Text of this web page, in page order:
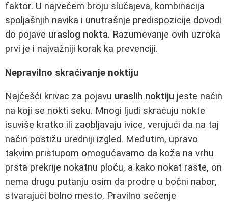
faktor. U najvećem broju slučajeva, kombinacija
spoljašnjih navika i unutrašnje predispozicije dovodi
do pojave uraslog nokta. Razumevanje ovih uzroka
prvi je i najvažniji korak ka prevenciji.
Nepravilno skraćivanje noktiju
Najčešći krivac za pojavu uraslih noktiju jeste način
na koji se nokti seku. Mnogi ljudi skraćuju nokte
isuviše kratko ili zaobljavaju ivice, verujući da na taj
način postižu uredniji izgled. Međutim, upravo
takvim pristupom omogućavamo da koža na vrhu
prsta prekrije nokatnu ploču, a kako nokat raste, on
nema drugu putanju osim da prodre u bočni nabor,
stvarajući bolno mesto. Pravilno sečenje